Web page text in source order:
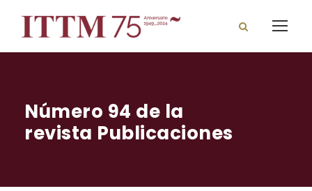
Número 94 de la
revista Publicaciones